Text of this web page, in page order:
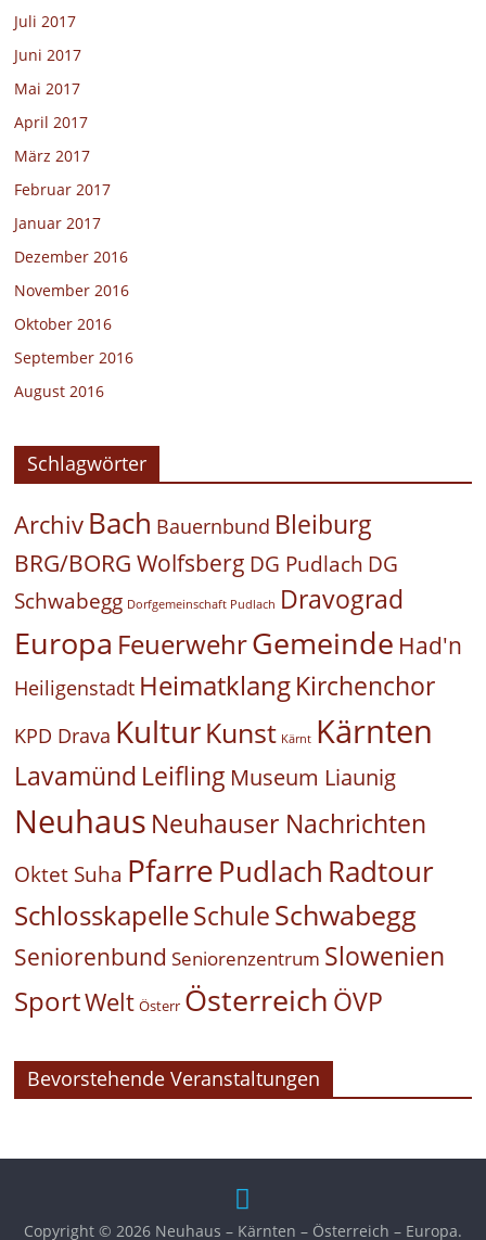
Juli 2017
Juni 2017
Mai 2017
April 2017
März 2017
Februar 2017
Januar 2017
Dezember 2016
November 2016
Oktober 2016
September 2016
August 2016
Schlagwörter
Archiv Bach Bauernbund Bleiburg
BRG/BORG Wolfsberg DG Pudlach DG
Schwabegg Dorfgemeinschaft Pudlach Dravograd
Europa FeuerwehrGemeinde Had'n
Heiligenstadt HeimatklangKirchenchor
KPD Drava KulturKunst Kärnt Kärnten
Lavamünd Leifling Museum Liaunig
Neuhaus Neuhauser Nachrichten
Oktet Suha PfarrePudlach Radtour
SchlosskapelleSchuleSchwabegg
Seniorenbund Seniorenzentrum Slowenien
SportWelt Österr Österreich ÖVP
Bevorstehende Veranstaltungen
Copyright © 2026 Neuhaus – Kärnten – Österreich – Europa.